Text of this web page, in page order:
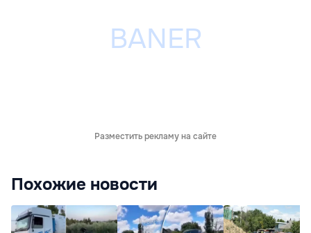
Разместить рекламу на сайте
Похожие новости